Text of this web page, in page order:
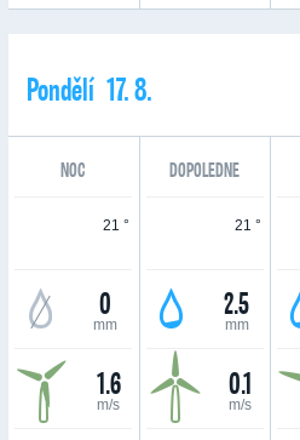
Pondělí 17. 8.
NOC DOPOLEDNE
21 °
0
mm
1.6
m/s
21 °
2.5
mm
0.1
m/s